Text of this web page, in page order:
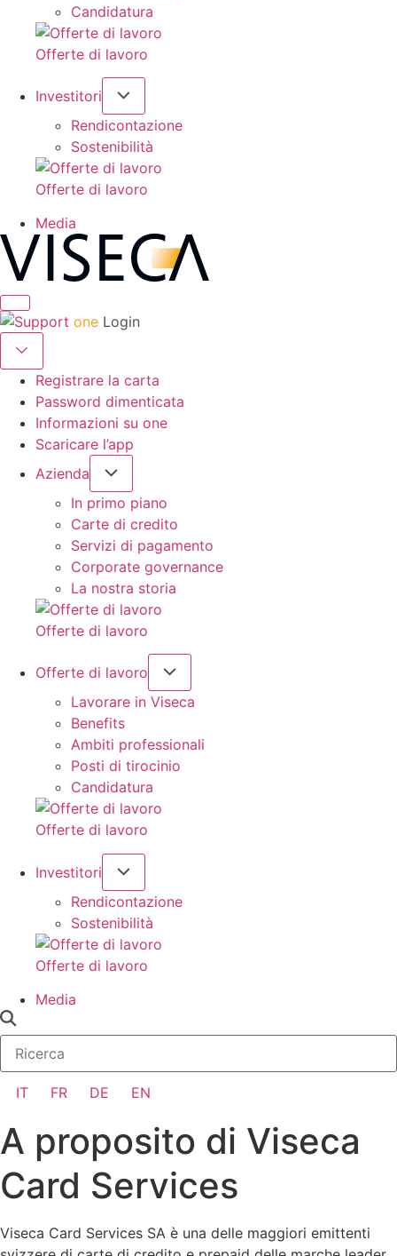
Candidatura
Offerte di lavoro
Investitori
Rendicontazione
Sostenibilità
Offerte di lavoro
Media
one Login
Registrare la carta
Password dimenticata
Informazioni su one
Scaricare l’app
Azienda
In primo piano
Carte di credito
Servizi di pagamento
Corporate governance
La nostra storia
Offerte di lavoro
Offerte di lavoro
Lavorare in Viseca
Benefits
Ambiti professionali
Posti di tirocinio
Candidatura
Offerte di lavoro
Investitori
Rendicontazione
Sostenibilità
Offerte di lavoro
Media
IT FR DE EN
A proposito di Viseca
Card Services
Viseca Card Services SA è una delle maggiori emittenti